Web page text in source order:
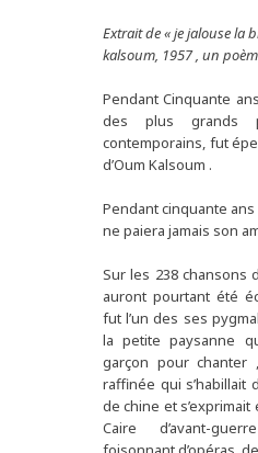
Extrait de « je jalouse la
kalsoum, 1957 , un
Pendant Cinquante
des plus grands
contemporains, fut
d’Oum Kalsoum .
Pendant cinquante ans
ne paiera jamais son
Sur les 238 chansons
auront pourtant été
fut l’un des ses
la petite paysanne
garçon pour
raffinée qui s’habillait
de chine et
Caire d’avant-